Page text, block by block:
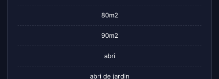
80m2
90m2
abri
abri de jardin